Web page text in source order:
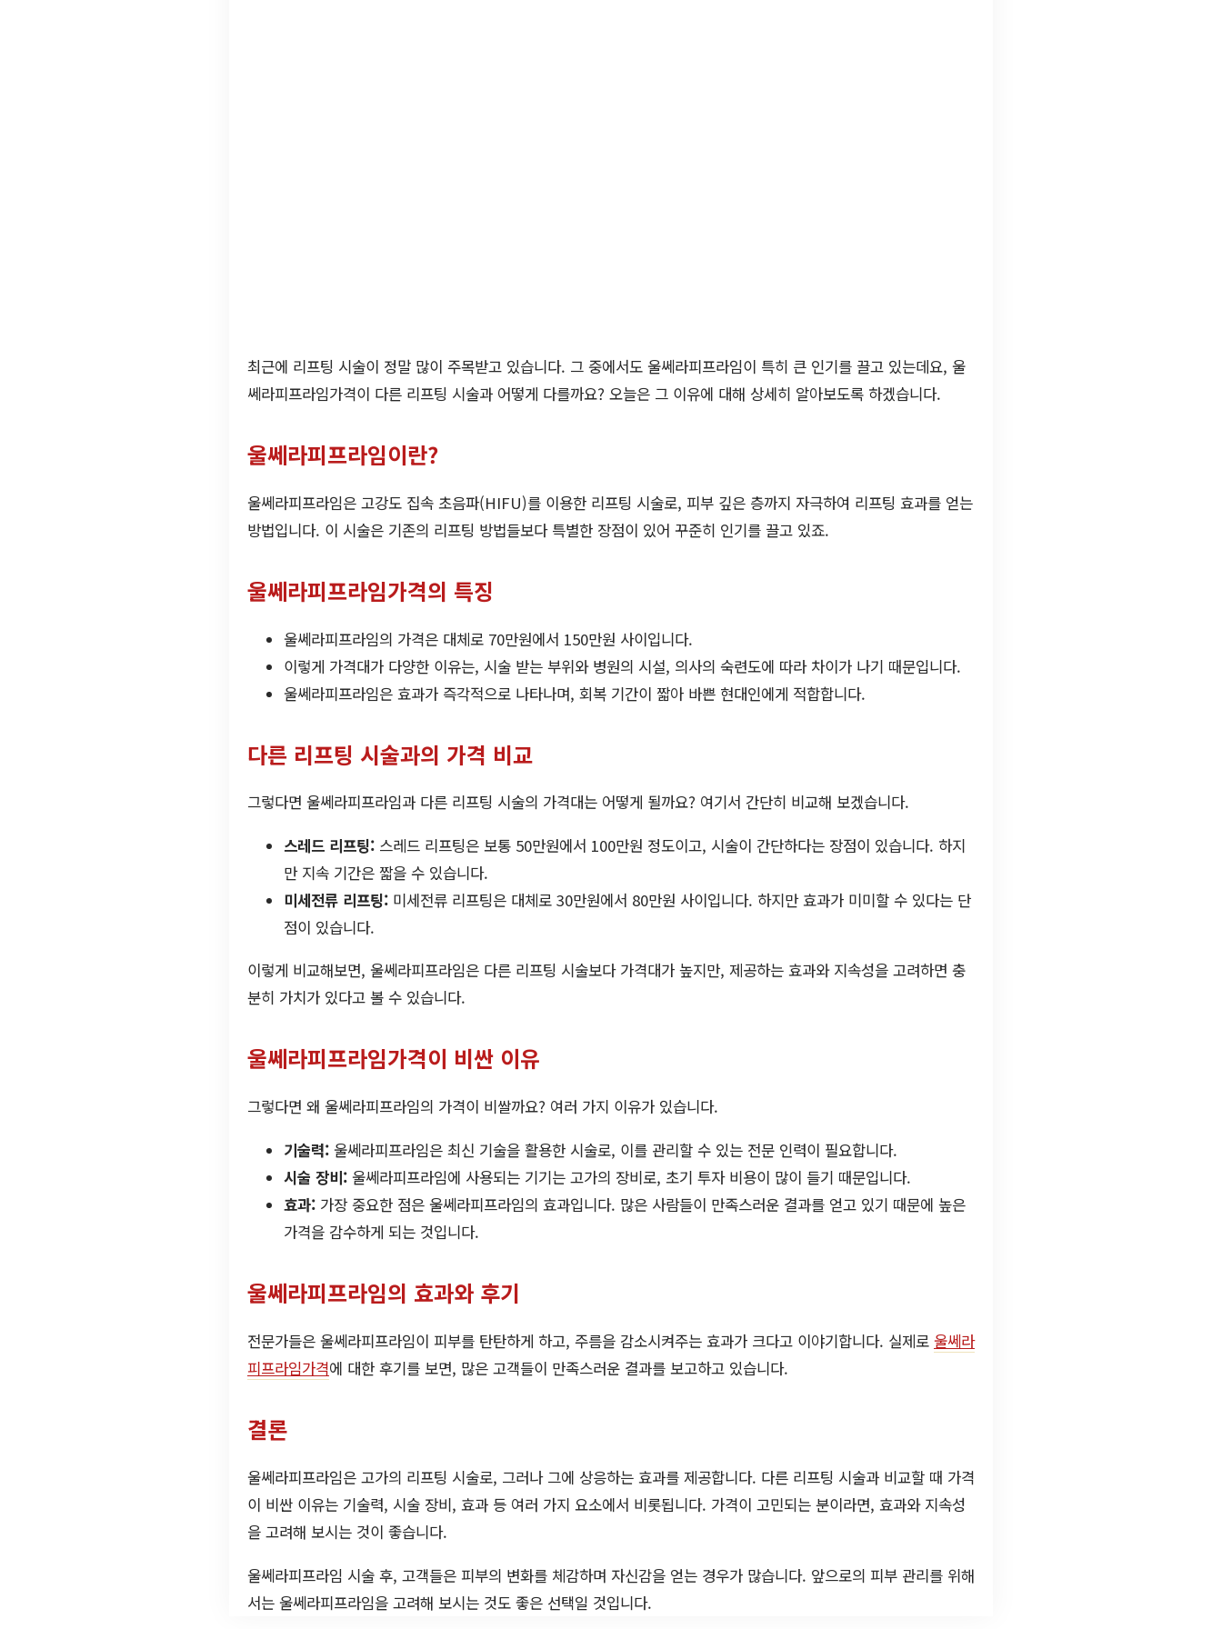
최근에 리프팅 시술이 정말 많이 주목받고 있습니다. 그 중에서도 울쎄라피프라임이 특히 큰 인기를 끌고 있는데요, 울
쎄라피프라임가격이 다른 리프팅 시술과 어떻게 다를까요? 오늘은 그 이유에 대해 상세히 알아보도록 하겠습니다.
울쎄라피프라임이란?
울쎄라피프라임은 고강도 집속 초음파(HIFU)를 이용한 리프팅 시술로, 피부 깊은 층까지 자극하여 리프팅 효과를 얻는
방법입니다. 이 시술은 기존의 리프팅 방법들보다 특별한 장점이 있어 꾸준히 인기를 끌고 있죠.
울쎄라피프라임가격의 특징
울쎄라피프라임의 가격은 대체로 70만원에서 150만원 사이입니다.
이렇게 가격대가 다양한 이유는, 시술 받는 부위와 병원의 시설, 의사의 숙련도에 따라 차이가 나기 때문입니다.
울쎄라피프라임은 효과가 즉각적으로 나타나며, 회복 기간이 짧아 바쁜 현대인에게 적합합니다.
다른 리프팅 시술과의 가격 비교
그렇다면 울쎄라피프라임과 다른 리프팅 시술의 가격대는 어떻게 될까요? 여기서 간단히 비교해 보겠습니다.
스레드 리프팅: 스레드 리프팅은 보통 50만원에서 100만원 정도이고, 시술이 간단하다는 장점이 있습니다. 하지
만 지속 기간은 짧을 수 있습니다.
미세전류 리프팅: 미세전류 리프팅은 대체로 30만원에서 80만원 사이입니다. 하지만 효과가 미미할 수 있다는 단
점이 있습니다.
이렇게 비교해보면, 울쎄라피프라임은 다른 리프팅 시술보다 가격대가 높지만, 제공하는 효과와 지속성을 고려하면 충
분히 가치가 있다고 볼 수 있습니다.
울쎄라피프라임가격이 비싼 이유
그렇다면 왜 울쎄라피프라임의 가격이 비쌀까요? 여러 가지 이유가 있습니다.
기술력: 울쎄라피프라임은 최신 기술을 활용한 시술로, 이를 관리할 수 있는 전문 인력이 필요합니다.
시술 장비: 울쎄라피프라임에 사용되는 기기는 고가의 장비로, 초기 투자 비용이 많이 들기 때문입니다.
효과: 가장 중요한 점은 울쎄라피프라임의 효과입니다. 많은 사람들이 만족스러운 결과를 얻고 있기 때문에 높은
가격을 감수하게 되는 것입니다.
울쎄라피프라임의 효과와 후기
전문가들은 울쎄라피프라임이 피부를 탄탄하게 하고, 주름을 감소시켜주는 효과가 크다고 이야기합니다. 실제로 울쎄라
피프라임가격에 대한 후기를 보면, 많은 고객들이 만족스러운 결과를 보고하고 있습니다.
결론
울쎄라피프라임은 고가의 리프팅 시술로, 그러나 그에 상응하는 효과를 제공합니다. 다른 리프팅 시술과 비교할 때 가격
이 비싼 이유는 기술력, 시술 장비, 효과 등 여러 가지 요소에서 비롯됩니다. 가격이 고민되는 분이라면, 효과와 지속성
을 고려해 보시는 것이 좋습니다.
울쎄라피프라임 시술 후, 고객들은 피부의 변화를 체감하며 자신감을 얻는 경우가 많습니다. 앞으로의 피부 관리를 위해
서는 울쎄라피프라임을 고려해 보시는 것도 좋은 선택일 것입니다.